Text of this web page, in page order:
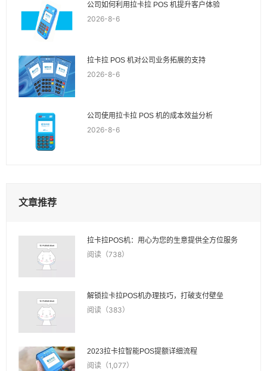
公司如何利用拉卡拉 POS 机提升客户体验
2026-8-6
拉卡拉 POS 机对公司业务拓展的支持
2026-8-6
公司使用拉卡拉 POS 机的成本效益分析
2026-8-6
文章推荐
拉卡拉POS机：用心为您的生意提供全方位服务
阅读（738）
解锁拉卡拉POS机办理技巧，打破支付壁垒
阅读（383）
2023拉卡拉智能POS提额详细流程
阅读（1,077）